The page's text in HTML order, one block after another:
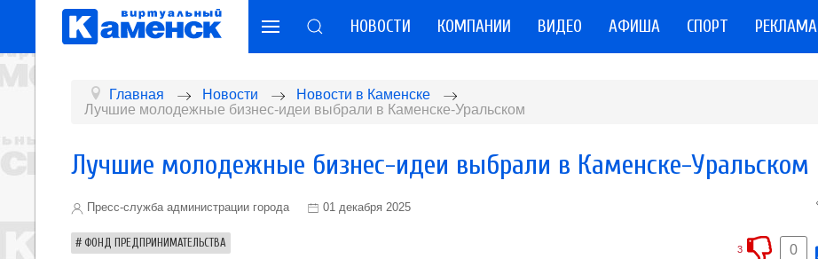
НОВОСТИ КОМПАНИИ ВИДЕО АФИША СПОРТ РЕКЛАМА
Главная Новости
Новости в Каменске
Лучшие молодежные бизнес-идеи выбрали в Каменске-Уральском
Лучшие молодежные бизнес-идеи выбрали в Каменске-Уральском
Пресс-служба администрации города 01 декабря 2025
ФОНД ПРЕДПРИНИМАТЕЛЬСТВА 0
3